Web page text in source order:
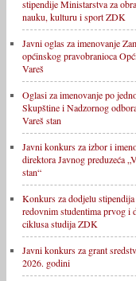
stipendije Ministarstva za
nauku, kulturu i sport ZDK
Javni oglas za imenovanje
općinskog pravobranioca
Vareš
Oglasi za imenovanje po
Skupštine i Nadzornog
Vareš stan
Javni konkurs za izbor i
direktora Javnog preduzeća
stan“
Konkurs za dodjelu stipendija
redovnim studentima prvog i
ciklusa studija ZDK
Javni konkurs za grant
2026. godini